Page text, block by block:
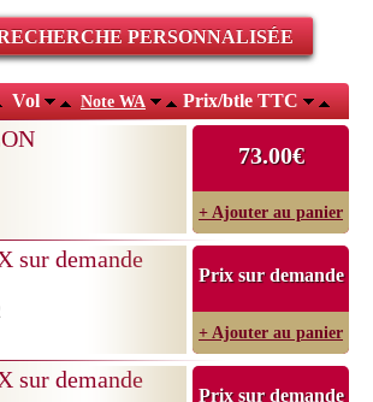
PERSONNALISÉE
Vol Note WA Prix/btle TTC
73.00€
+ Ajouter au panier
sur demande
Prix sur demande
+ Ajouter au panier
sur demande
Prix sur demande